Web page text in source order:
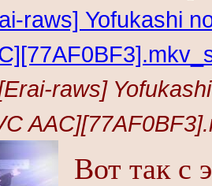
raws] Yofukashi
raws]
Вот так с